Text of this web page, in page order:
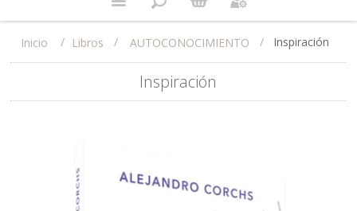
Inicio / Libros / AUTOCONOCIMIENTO / Inspiración
Inspiración